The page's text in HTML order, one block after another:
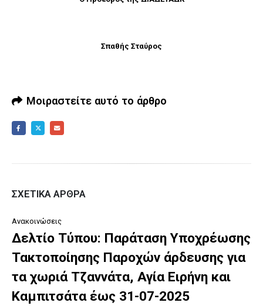
Σπαθής Σταύρος
Μοιραστείτε αυτό το άρθρο
ΣΧΕΤΙΚΆ ΆΡΘΡΑ
Ανακοινώσεις
Δελτίο Τύπου: Παράταση Υποχρέωσης
Τακτοποίησης Παροχών άρδευσης για
τα χωριά Τζαννάτα, Αγία Ειρήνη και
Καμπιτσάτα έως 31-07-2025